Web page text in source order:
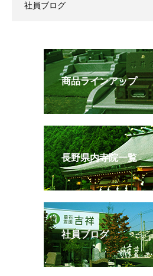
社員ブログ
商品ラインアップ
長野県内寺院一覧
社員ブログ